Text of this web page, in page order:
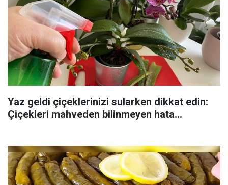
Yaz geldi çiçeklerinizi sularken dikkat edin:
Çiçekleri mahveden bilinmeyen hata...